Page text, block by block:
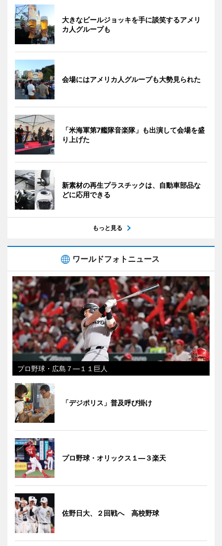
大きなビールジョッキを手に談笑するアメリ
カ人グループも
会場にはアメリカ人グループも大勢見られた
「米海軍第7艦隊音楽隊」も出演して会場を盛
り上げた
新素材の再生プラスチックは、自動車部品な
どに応用できる
もっと見る
ワールドフォトニュース
プロ野球・広島７―１１巨人
「デジポリス」普及呼び掛け
プロ野球・オリックス１―３楽天
佐野日大、２回戦へ 高校野球